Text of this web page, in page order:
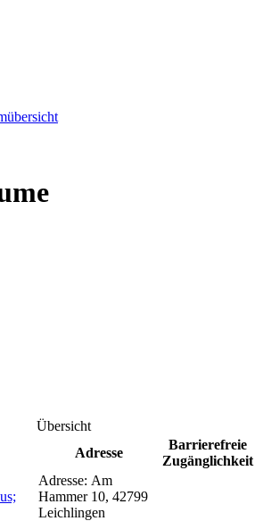
Übersicht
Adresse
Barrierefreie
Zugänglichkeit
Adresse: Am
Hammer 10, 42799
Leichlingen